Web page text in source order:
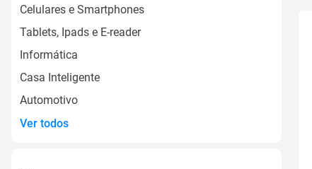
Celulares e Smartphones
Tablets, Ipads e E-reader
Informática
Casa Inteligente
Automotivo
Ver todos